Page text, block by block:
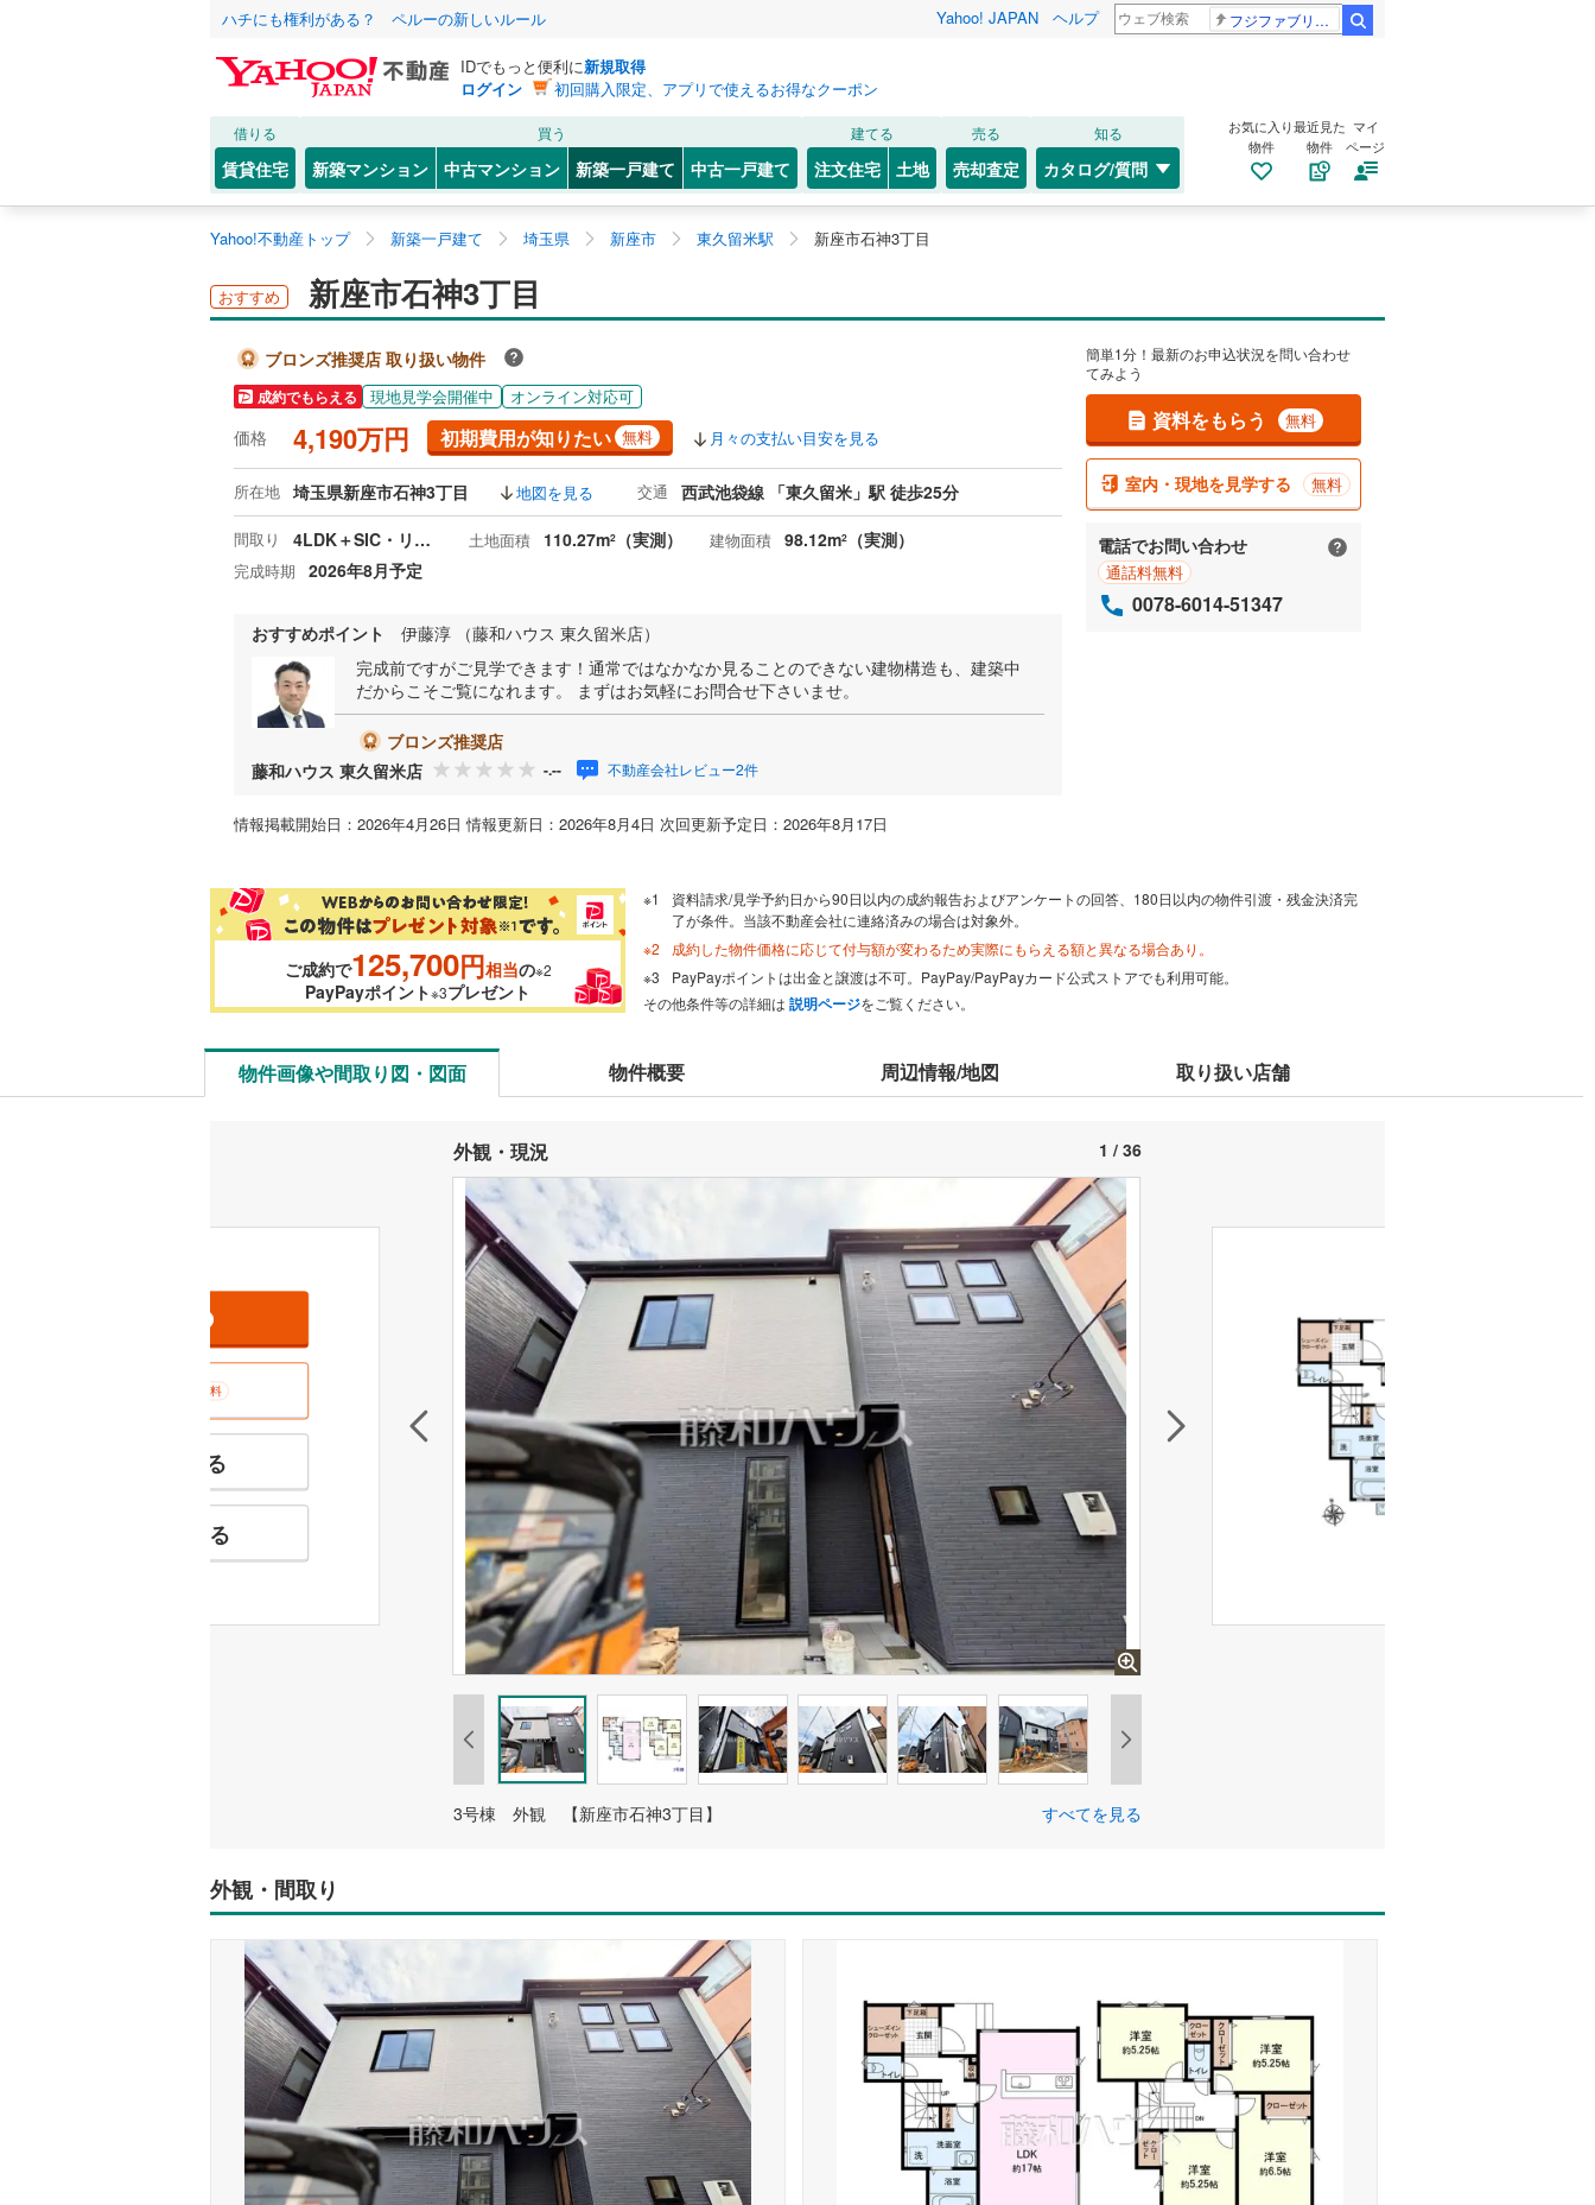
ハチにも権利がある？ ペルーの新しいルール Yahoo! JAPAN ヘルプ フジファブリック
IDでもっと便利に新規取得
ログイン
初回購入限定、アプリで使えるお得なクーポン
借りる
賃貸住宅
買う
新築マンション 中古マンション 新築一戸建て 中古一戸建て
建てる
注文住宅 土地
売る
売却査定
知る
カタログ/質問
お気に入り
物件
最近見た
物件
マイ
ページ
Yahoo!不動産トップ 新築一戸建て 埼玉県 新座市 東久留米駅 新座市石神3丁目
おすすめ 新座市石神3丁目
ブロンズ推奨店 取り扱い物件
成約でもらえる 現地見学会開催中 オンライン対応可
価格 4,190万円 初期費用が知りたい 無料 月々の支払い目安を見る
所在地 埼玉県新座市石神3丁目 地図を見る 交通 西武池袋線 「東久留米」駅 徒歩25分
間取り 4LDK＋SIC・リネン庫 土地面積 110.27m2 （実測） 建物面積 98.12m2 （実測）
完成時期 2026年8月予定
おすすめポイント
伊藤淳 （藤和ハウス 東久留米店）
完成前ですがご見学できます！通常ではなかなか見ることのできない建物構造も、建築中
だからこそご覧になれます。 まずはお気軽にお問合せ下さいませ。
ブロンズ推奨店
藤和ハウス 東久留米店
-.-- 不動産会社レビュー2件
情報掲載開始日：2026年4月26日 情報更新日：2026年8月4日 次回更新予定日：2026年8月17日
簡単1分！最新のお申込状況を問い合わせ
てみよう
資料をもらう 無料
室内・現地を見学する 無料
電話でお問い合わせ
通話料無料
0078-6014-51347
ご成約で125,700円相当の※2
PayPayポイント※3プレゼント
資料請求/見学予約日から90日以内の成約報告およびアンケートの回答、180日以内の物件引渡・残金決済完
了が条件。当該不動産会社に連絡済みの場合は対象外。
成約した物件価格に応じて付与額が変わるため実際にもらえる額と異なる場合あり。
PayPayポイントは出金と譲渡は不可。PayPay/PayPayカード公式ストアでも利用可能。
その他条件等の詳細は 説明ページをご覧ください。
物件画像や間取り図・図面 物件概要 周辺情報/地図 取り扱い店舗
外観・現況 1 / 36
無料
特徴の似た物件を見る
お気に入りに追加する
3号棟 外観 【新座市石神3丁目】 すべてを見る
外観・間取り